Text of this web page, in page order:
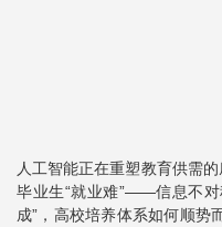
人工智能正在重塑教育供需
毕业生“就业难”——信息不对
成”，高校培养体系如何顺势